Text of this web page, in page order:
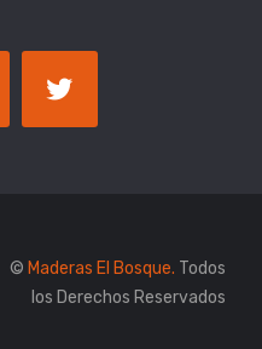
© Maderas El Bosque. Todos
los Derechos Reservados